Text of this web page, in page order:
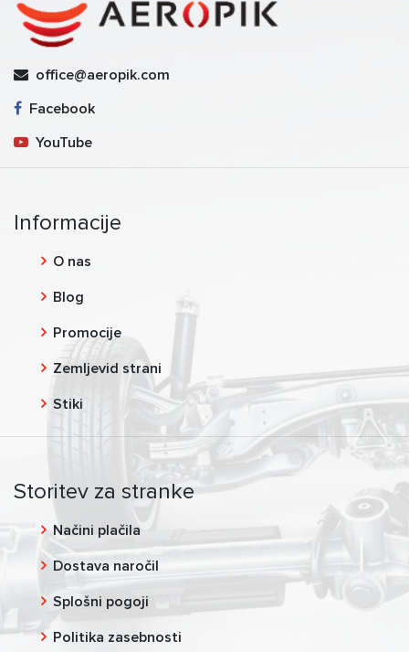
office@aeropik.com
Facebook
YouTube
Informacije
O nas
Blog
Promocije
Zemljevid strani
Stiki
Storitev za stranke
Načini plačila
Dostava naročil
Splošni pogoji
Politika zasebnosti